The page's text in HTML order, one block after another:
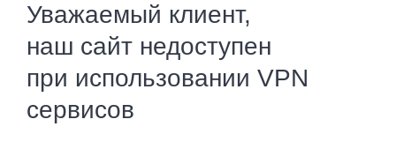
Уважаемый клиент,
наш сайт недоступен
при использовании VPN
сервисов